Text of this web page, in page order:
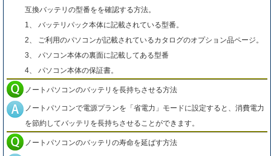
互換バッテリの型番をを確認する方法。
1、 バッテリパック本体に記載されている型番。
2、 ご利用のパソコンが記載されているカタログのオプション品ページ。
3、 パソコン本体の裏面に記載してある型番
4、 パソコン本体の保証書。
ノートパソコンのバッテリを長持ちさせる方法
ノートパソコンで電源プランを「省電力」モードに設定すると、消費電力
を節約してバッテリを長持ちさせることができます。
ノートパソコンのバッテリの寿命を延ばす方法